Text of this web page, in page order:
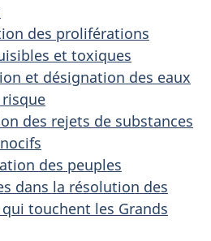
des proliférations
et toxiques
et désignation des eaux
des rejets de substances
des peuples
dans la résolution des
touchent les Grands